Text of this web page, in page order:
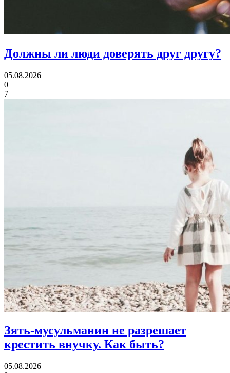
Должны ли люди доверять друг другу?
05.08.2026
0
7
Зять-мусульманин не разрешает
крестить внучку. Как быть?
05.08.2026